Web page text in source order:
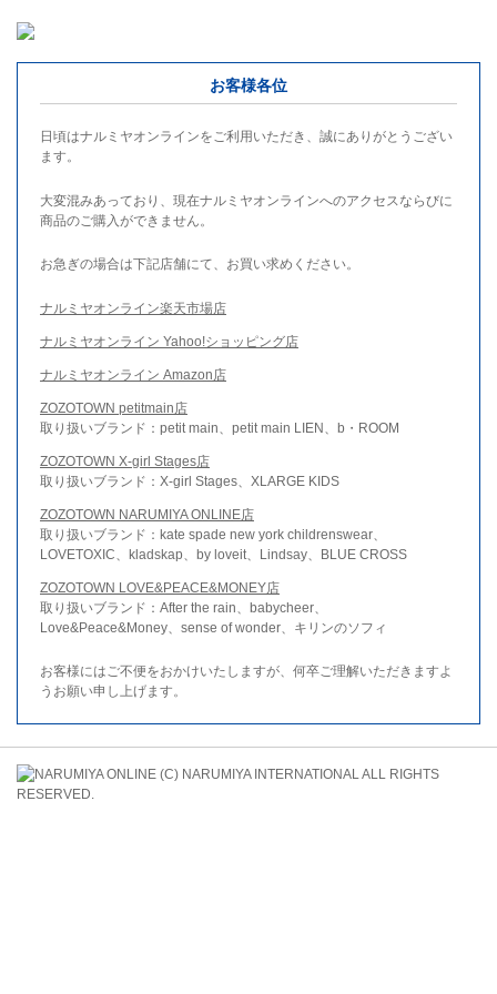
お客様各位
日頃はナルミヤオンラインをご利用いただき、誠にありがとうござい
ます。
大変混みあっており、現在ナルミヤオンラインへのアクセスならびに
商品のご購入ができません。
お急ぎの場合は下記店舗にて、お買い求めください。
ナルミヤオンライン楽天市場店
ナルミヤオンライン Yahoo!ショッピング店
ナルミヤオンライン Amazon店
ZOZOTOWN petitmain店
取り扱いブランド：petit main、petit main LIEN、b・ROOM
ZOZOTOWN X-girl Stages店
取り扱いブランド：X-girl Stages、XLARGE KIDS
ZOZOTOWN NARUMIYA ONLINE店
取り扱いブランド：kate spade new york childrenswear、
LOVETOXIC、kladskap、by loveit、Lindsay、BLUE CROSS
ZOZOTOWN LOVE&PEACE&MONEY店
取り扱いブランド：After the rain、babycheer、
Love&Peace&Money、sense of wonder、キリンのソフィ
お客様にはご不便をおかけいたしますが、何卒ご理解いただきますよ
うお願い申し上げます。